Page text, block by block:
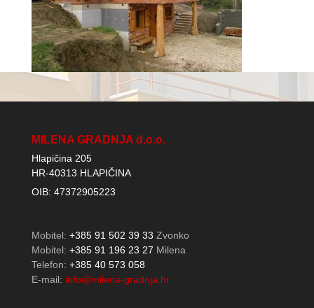
MILENA GRADNJA d.o.o.
Hlapičina 205
HR-40313 HLAPIČINA
OIB: 47372905223
Mobitel: +385 91 502 39 33 Zvonko
Mobitel: +385 91 196 23 27 Milena
Telefon: +385 40 573 058
E-mail: info@milena-gradnja.hr